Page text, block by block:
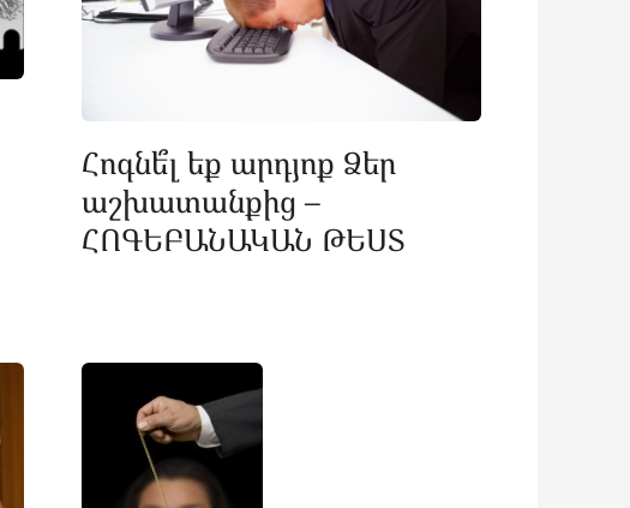
Հոգնե՞լ եք արդյոք Ձեր
աշխատանքից –
ՀՈԳԵԲԱՆԱԿԱՆ ԹԵՍՏ